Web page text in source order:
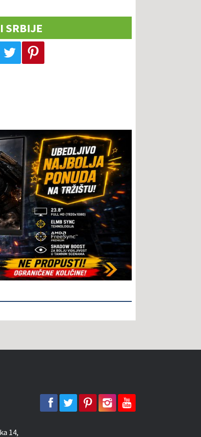
SRBIJE
Podeli na Twitter-u Podeli na Pinterest-u
14,
facebooktwitter pinterestinstagramyoutube